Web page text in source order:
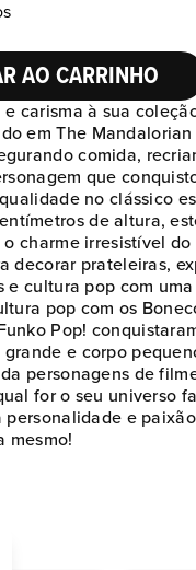
Baixar imagem
AO CARRINHO
carisma à sua
em The
comida,
que
no clássico
de altura,
charme irresistível
decorar prateleiras,
e cultura pop com
pop com os
Pop!
e corpo
personagens de
for o seu universo
personalidade e
mesmo!